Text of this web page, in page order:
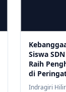
Siswa
Raih
di
Indragiri